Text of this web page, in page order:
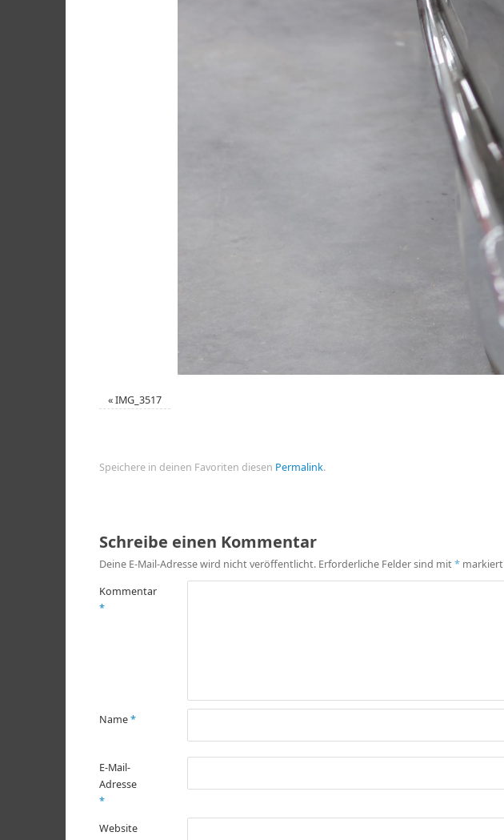
«IMG_3517
Speichere in deinen Favoriten diesen Permalink.
Schreibe einen Kommentar
Deine E-Mail-Adresse wird nicht veröffentlicht. Erforderliche Felder sind mit* markiert
Kommentar
*
Name*
E-Mail-
Adresse
*
Website